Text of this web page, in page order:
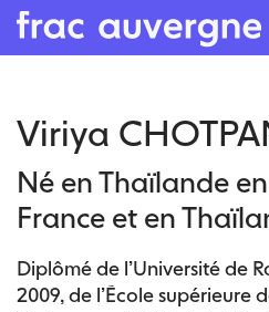
content
Viriya
Né en Thaïlande
France et en
Diplômé de l’Université de
2009, de l’École supérieure